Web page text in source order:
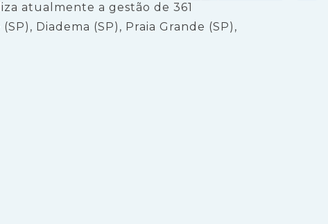
atualmente a gestão de 361
Diadema (SP), Praia Grande (SP),